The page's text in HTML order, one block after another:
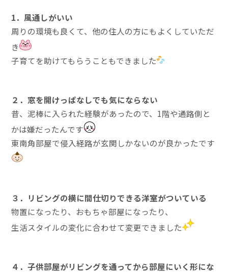
1．風通しがいい
周りの環境も良くて、他の住人の方にもよくしていただ
き
子育てを助けてもらうこともできました
２．窓を開けっぱなしでも気にならない
昔、泥棒に入られた経験があったので、1階や通路側と
かは嫌だったんです
東南角部屋で侵入経路が玄関しかないのが良かったです
３．リビングの横に間仕切りできる洋室がついている
物置になったり、おもちゃ部屋になったり、
生活スタイルの変化に合わせて変更できました
４．子供部屋がリビングを通ってから部屋にいく形にな